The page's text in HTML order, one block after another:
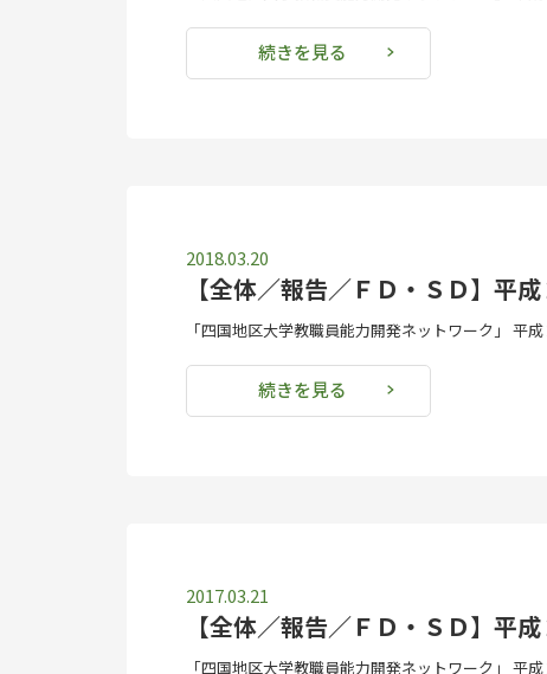
続きを見る
2018.03.20
【全体／報告／ＦＤ・ＳＤ】平
「四国地区大学教職員能力開発ネットワーク」
続きを見る
2017.03.21
【全体／報告／ＦＤ・ＳＤ】平
「四国地区大学教職員能力開発ネットワーク」